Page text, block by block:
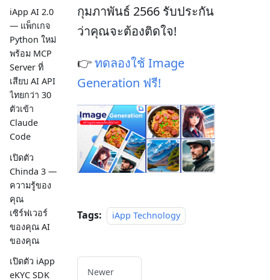
iApp AI 2.0
— แพ็กเกจ
Python ใหม่
พร้อม MCP
Server ที่
เสียบ AI API
ไทยกว่า 30
ตัวเข้า
Claude
Code
เปิดตัว
Chinda 3 —
ความรู้ของ
คุณ
เซิร์ฟเวอร์
ของคุณ AI
ของคุณ
เปิดตัว iApp
eKYC SDK
กุมภาพันธ์ 2566 รับประกัน
ว่าคุณจะต้องติดใจ!
👉ทดลองใช้ Image
Generation ฟรี!
Tags: iApp Technology
Newer